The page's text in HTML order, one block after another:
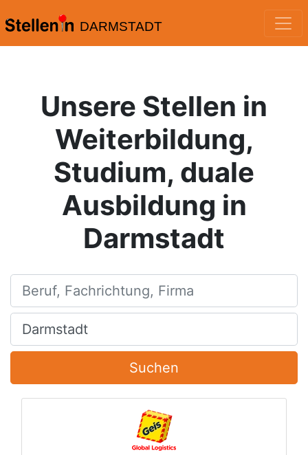
DARMSTADT
Unsere Stellen in
Weiterbildung,
Studium, duale
Ausbildung in
Darmstadt
Beruf, Fachrichtung, Firma
Ort, Stadt
Suchen